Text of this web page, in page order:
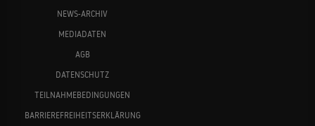
NEWS-ARCHIV
MEDIADATEN
AGB
DATENSCHUTZ
TEILNAHMEBEDINGUNGEN
BARRIEREFREIHEITSERKLÄRUNG